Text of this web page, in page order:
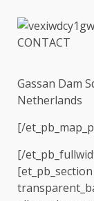
Gassan Dam
Netherlands
[/
[/